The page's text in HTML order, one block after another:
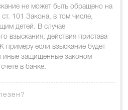
не может быть обращено на
101 Закона, в том числе,
детей. В случае
взыскания, действия пристава
примеру если взыскание будет
иные защищенные законом
в банке.